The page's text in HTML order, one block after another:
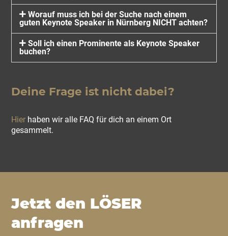
Worauf muss ich bei der Suche nach einem
guten Keynote Speaker in Nürnberg NICHT achten?
Soll ich einen Prominente als Keynote Speaker
buchen?
Deine Frage ist nicht dabei?
Hierhaben wir alle FAQ für dich an einem Ort
gesammelt.
Jetzt den LÖSER
anfragen